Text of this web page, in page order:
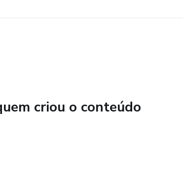
Indicator Tool): Identifica as falhas
criou o conteúdo